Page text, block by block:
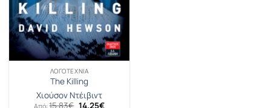
ΛΟΓΟΤΕΧΝΊΑ
The Killing
Χιούσον Ντέιβιντ
Από:15.83€ Original
14.25€Η